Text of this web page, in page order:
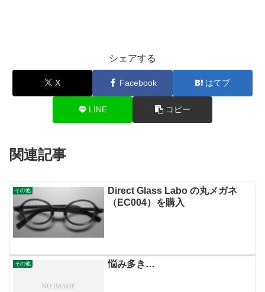
シェアする
X Facebook はてブ
LINE コピー
関連記事
その他
Direct Glass Labo の丸メガネ
（EC004）を購入
その他 悩み多き…